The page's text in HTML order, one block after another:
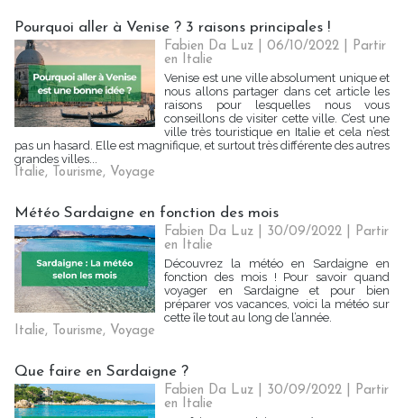
Pourquoi aller à Venise ? 3 raisons principales !
Fabien Da Luz | 06/10/2022
Partir
en Italie
Venise est une ville absolument unique et
nous allons partager dans cet article les
raisons pour lesquelles nous vous
conseillons de visiter cette ville. C’est une
ville très touristique en Italie et cela n’est
pas un hasard. Elle est magnifique, et surtout très différente des autres
grandes villes...
Italie, Tourisme, Voyage
Météo Sardaigne en fonction des mois
Fabien Da Luz | 30/09/2022
Partir
en Italie
Découvrez la météo en Sardaigne en
fonction des mois ! Pour savoir quand
voyager en Sardaigne et pour bien
préparer vos vacances, voici la météo sur
cette île tout au long de l’année.
Italie, Tourisme, Voyage
Que faire en Sardaigne ?
Fabien Da Luz | 30/09/2022
Partir
en Italie